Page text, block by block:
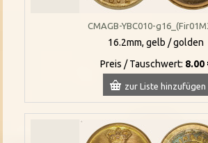
CMAGB-YBC010-
16.2mm, gelb / golden
Preis / Tauschwert: 8.00
zur Liste hinzufügen